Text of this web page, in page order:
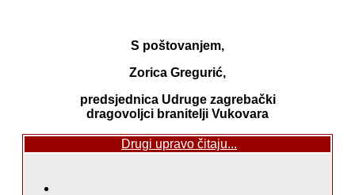
S poštovanjem,
Zorica Gregurić,
predsjednica Udruge zagrebački
dragovoljci branitelji Vukovara
Drugi upravo čitaju...